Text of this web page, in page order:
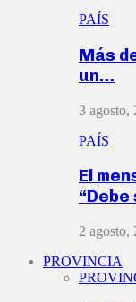
PAÍS
Más
un…
3 agosto,
PAÍS
El
2 agosto,
PROVINCIA